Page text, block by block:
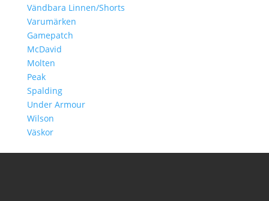
Vändbara Linnen/Shorts
Varumärken
Gamepatch
McDavid
Molten
Peak
Spalding
Under Armour
Wilson
Väskor